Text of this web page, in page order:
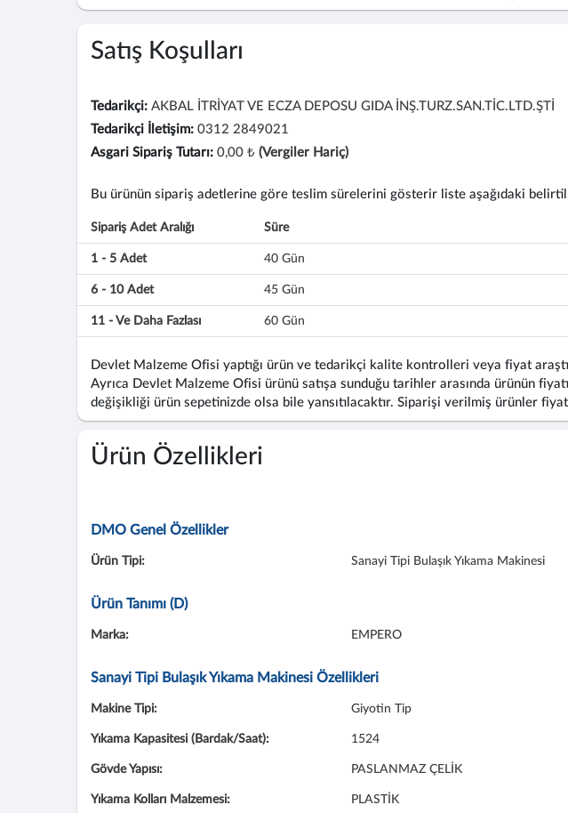
Satış Koşulları
Tedarikçi: AKBAL İTRİYAT VE ECZA DEPOSU GIDA İNŞ.TURZ.SAN.TİC.LTD.ŞTİ
Tedarikçi İletişim: 0312 2849021
Asgari Sipariş Tutarı: 0,00 ₺ (Vergiler Hariç)
Bu ürünün sipariş adetlerine göre teslim sürelerini gösterir liste aşağıdaki
Sipariş Adet Aralığı Süre
1 - 5 Adet 40 Gün
6 - 10 Adet 45 Gün
11 - Ve Daha Fazlası 60 Gün
Devlet Malzeme Ofisi yaptığı ürün ve tedarikçi kalite kontrolleri veya fiyat
Ayrıca Devlet Malzeme Ofisi ürünü satışa sunduğu tarihler arasında ürünün
değişikliği ürün sepetinizde olsa bile yansıtılacaktır. Siparişi verilmiş ürünler
Ürün Özellikleri
DMO Genel Özellikler
Ürün Tipi: Sanayi Tipi Bulaşık Yıkama Makinesi
Ürün Tanımı (D)
Marka: EMPERO
Sanayi Tipi Bulaşık Yıkama Makinesi Özellikleri
Makine Tipi: Giyotin Tip
Yıkama Kapasitesi (Bardak/Saat): 1524
Gövde Yapısı: PASLANMAZ ÇELİK
Yıkama Kolları Malzemesi: PLASTİK